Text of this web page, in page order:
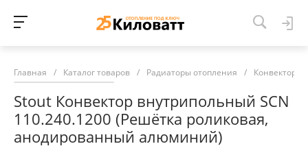
Главная / Каталог товаров / Радиаторы отопления / Конвекторы
Stout Конвектор внутрипольный SCN
110.240.1200 (Решётка роликовая,
анодированный алюминий)